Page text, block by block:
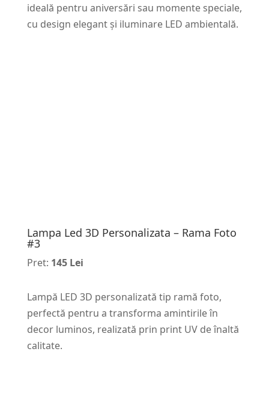
ideală pentru aniversări sau momente speciale,
cu design elegant și iluminare LED ambientală.
Lampa Led 3D Personalizata – Rama Foto
#3
Pret: 145 Lei
Lampă LED 3D personalizată tip ramă foto,
perfectă pentru a transforma amintirile în
decor luminos, realizată prin print UV de înaltă
calitate.